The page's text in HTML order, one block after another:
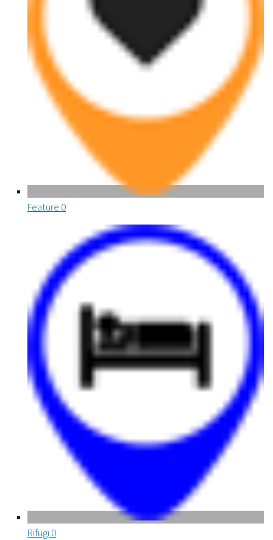
Feature 0
Rifugi0